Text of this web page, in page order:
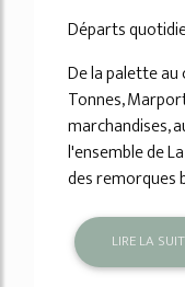
Départs
De la palette
Tonnes,
marchandises,
l'ensemble de
des remorques
LIRE LA